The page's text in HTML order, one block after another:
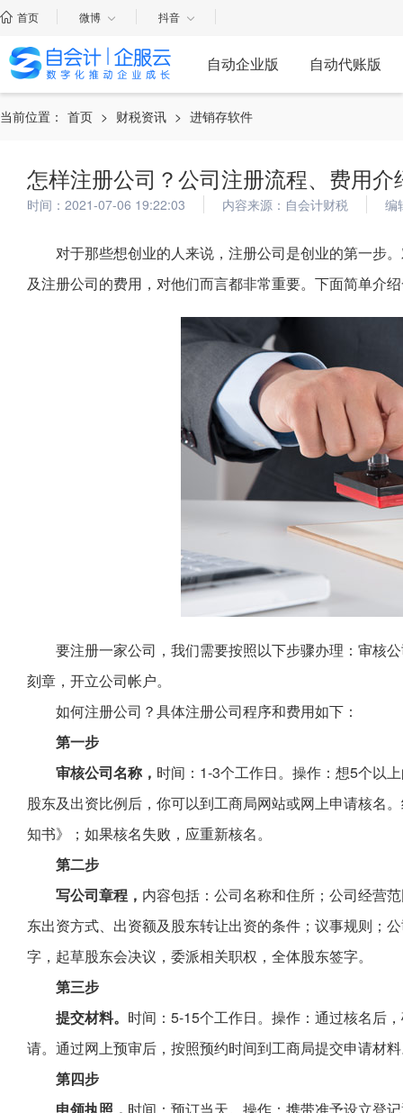
首页 微博 抖音
自动企业版 自动代账版
当前位置： 首页 > 财税资讯 > 进销存软件
怎样注册公司？公司注册流程、费用介
时间：2021-07-06 19:22:03 内容来源：自会计财税 编
对于那些想创业的人来说，注册公司是创业的第一步
及注册公司的费用，对他们而言都非常重要。下面简单介
要注册一家公司，我们需要按照以下步骤办理：审核
刻章，开立公司帐户。
如何注册公司？具体注册公司程序和费用如下：
第一步
审核公司名称， 时间：1-3个工作日。操作：想5个以
股东及出资比例后，你可以到工商局网站或网上申请核名
知书》；如果核名失败，应重新核名。
第二步
写公司章程， 内容包括：公司名称和住所；公司经营
东出资方式、出资额及股东转让出资的条件；议事规则；
字，起草股东会决议，委派相关职权，全体股东签字。
第三步
提交材料。 时间：5-15个工作日。操作：通过核名后
请。通过网上预审后，按照预约时间到工商局提交申请材
第四步